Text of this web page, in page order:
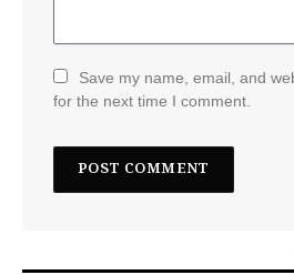
Save my name, email, and
for the next time I comment.